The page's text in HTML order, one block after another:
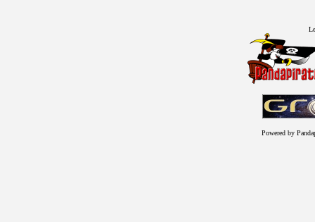
Powered by